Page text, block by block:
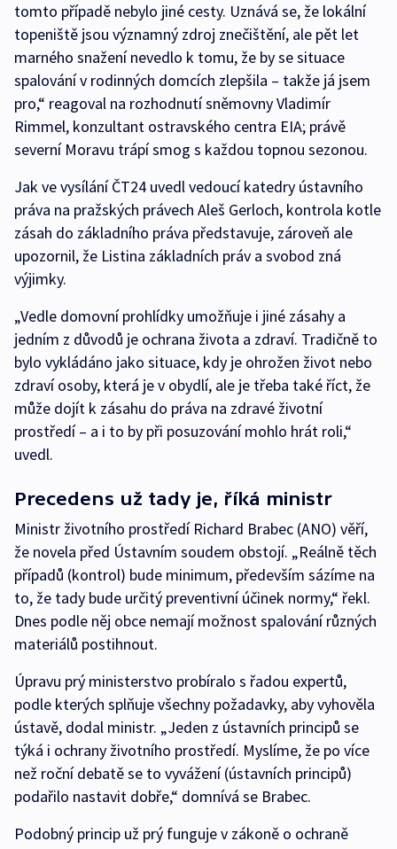
tomto případě nebylo jiné cesty. Uznává se, že lokální
topeniště jsou významný zdroj znečištění, ale pět let
marného snažení nevedlo k tomu, že by se situace
spalování v rodinných domcích zlepšila – takže já jsem
pro,“ reagoval na rozhodnutí sněmovny Vladimír
Rimmel, konzultant ostravského centra EIA; právě
severní Moravu trápí smog s každou topnou sezonou.
Jak ve vysílání ČT24 uvedl vedoucí katedry ústavního
práva na pražských právech Aleš Gerloch, kontrola kotle
zásah do základního práva představuje, zároveň ale
upozornil, že Listina základních práv a svobod zná
výjimky.
„Vedle domovní prohlídky umožňuje i jiné zásahy a
jedním z důvodů je ochrana života a zdraví. Tradičně to
bylo vykládáno jako situace, kdy je ohrožen život nebo
zdraví osoby, která je v obydlí, ale je třeba také říct, že
může dojít k zásahu do práva na zdravé životní
prostředí – a i to by při posuzování mohlo hrát roli,“
uvedl.
Precedens už tady je, říká ministr
Ministr životního prostředí Richard Brabec (ANO) věří,
že novela před Ústavním soudem obstojí. „Reálně těch
případů (kontrol) bude minimum, především sázíme na
to, že tady bude určitý preventivní účinek normy,“ řekl.
Dnes podle něj obce nemají možnost spalování různých
materiálů postihnout.
Úpravu prý ministerstvo probíralo s řadou expertů,
podle kterých splňuje všechny požadavky, aby vyhověla
ústavě, dodal ministr. „Jeden z ústavních principů se
týká i ochrany životního prostředí. Myslíme, že po více
než roční debatě se to vyvážení (ústavních principů)
podařilo nastavit dobře,“ domnívá se Brabec.
Podobný princip už prý funguje v zákoně o ochraně